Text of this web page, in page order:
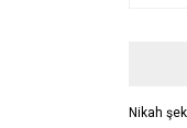
Nikah